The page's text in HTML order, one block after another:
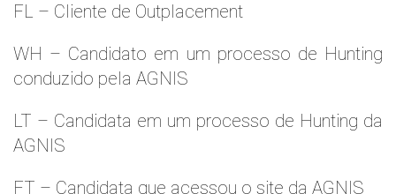
FL – Cliente de Outplacement
WH – Candidato em um processo de Hunting
conduzido pela AGNIS
LT – Candidata em um processo de Hunting da
AGNIS
FT – Candidata que acessou o site da AGNIS